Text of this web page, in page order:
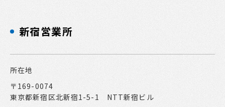
新宿営業所
所在地
〒169-0074
東京都新宿区北新宿1-5-1 NTT新宿ビル